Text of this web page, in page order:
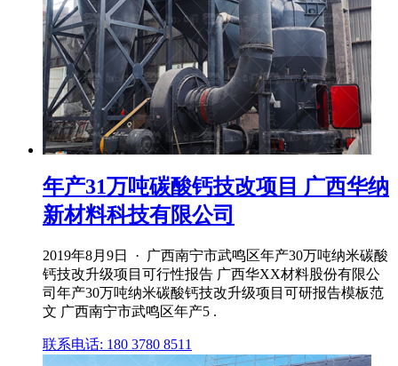
年产31万吨碳酸钙技改项目 广西华纳
新材料科技有限公司
2019年8月9日 · 广西南宁市武鸣区年产30万吨纳米碳酸
钙技改升级项目可行性报告 广西华XX材料股份有限公
司年产30万吨纳米碳酸钙技改升级项目可研报告模板范
文 广西南宁市武鸣区年产5 .
联系电话: 180 3780 8511